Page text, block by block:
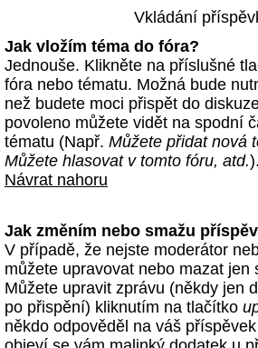
Vkládání
Jak vložím téma do fóra?
Jednouše. Klikněte na příslušné
fóra nebo tématu. Možná bude
než budete moci přispět do
povoleno můžete vidět na spodní
tématu (Např. Můžete přidat nová
Můžete hlasovat v tomto fóru, atd.).
Návrat nahoru
Jak změním nebo smažu
V případě, že nejste moderátor
můžete upravovat nebo mazat jen
Můžete upravit zprávu (někdy jen
po přispění) kliknutím na tlačítko
někdo odpověděl na váš